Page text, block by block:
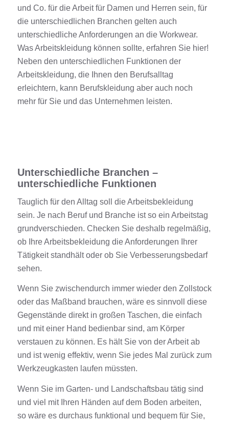
und Co. für die Arbeit für Damen und Herren sein, für
die unterschiedlichen Branchen gelten auch
unterschiedliche Anforderungen an die Workwear.
WasArbeitskleidung können sollte, erfahren Sie hier!
Neben den unterschiedlichen Funktionen der
Arbeitskleidung, die Ihnen den Berufsalltag
erleichtern, kann Berufskleidung aber auch noch
mehr für Sie und das Unternehmen leisten.
Unterschiedliche Branchen –
unterschiedliche Funktionen
Tauglich für den Alltag soll dieArbeitsbekleidung
sein. Je nach Beruf und Branche ist so ein Arbeitstag
grundverschieden. Checken Sie deshalb regelmäßig,
ob IhreArbeitsbekleidung die Anforderungen Ihrer
Tätigkeit standhält oder ob Sie Verbesserungsbedarf
sehen.
Wenn Sie zwischendurch immer wieder den Zollstock
oder das Maßband brauchen, wäre es sinnvoll diese
Gegenstände direkt in großen Taschen, die einfach
und mit einer Hand bedienbar sind, am Körper
verstauen zu können. Es hält Sie von der Arbeit ab
und ist wenig effektiv, wenn Sie jedes Mal zurück zum
Werkzeugkasten laufen müssten.
Wenn Sie im Garten- und Landschaftsbau tätig sind
und viel mit Ihren Händen auf dem Boden arbeiten,
so wäre es durchaus funktional und bequem für Sie,